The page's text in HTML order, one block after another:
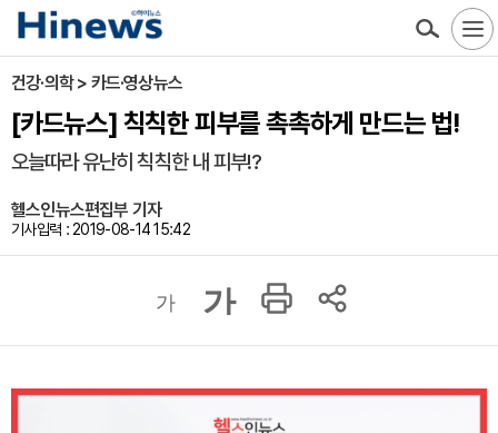
건강·의학 > 카드·영상뉴스
[카드뉴스] 칙칙한 피부를 촉촉하게 만드는 법!
오늘따라 유난히 칙칙한 내 피부!?
헬스인뉴스편집부 기자
기사입력 : 2019-08-14 15:42
가 가